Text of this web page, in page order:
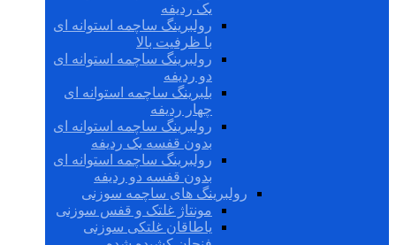
یک ردیفه
رولبرینگ ساچمه استوانه ای
با ظرفیت بالا
رولبرینگ ساچمه استوانه ای
دو ردیفه
بلبرینگ ساچمه استوانه ای
چهار ردیفه
رولبرینگ ساچمه استوانه ای
بدون قفسه یک ردیفه
رولبرینگ ساچمه استوانه ای
بدون قفسه دو ردیفه
رولبرینگ های ساچمه سوزنی
مونتاژ غلتک و قفس سوزنی
یاطاقان غلتکی سوزنی